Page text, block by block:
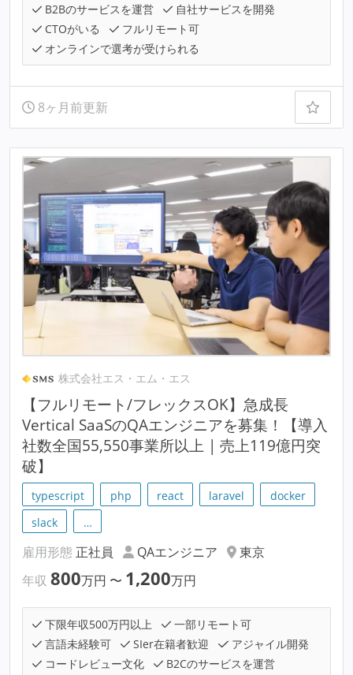
B2Bのサービスを運営
自社サービスを開発
CTOがいる
フルリモート可
オンラインで選考が受けられる
8ヶ月前更新
株式会社エス・エム・エス
【フルリモート/フレックスOK】急成長
Vertical SaaSのQAエンジニアを募集！【導入
社数全国55,550事業所以上 | 売上119億円突
破】
typescript php react laravel
docker
slack
…
雇用形態 正社員 QAエンジニア
東京
年収 800万円 〜 1,200万円
下限年収500万円以上
一部リモート可
言語未経験可
SIer在籍者歓迎
アジャイル開発
コードレビュー文化
B2Cのサービスを運営